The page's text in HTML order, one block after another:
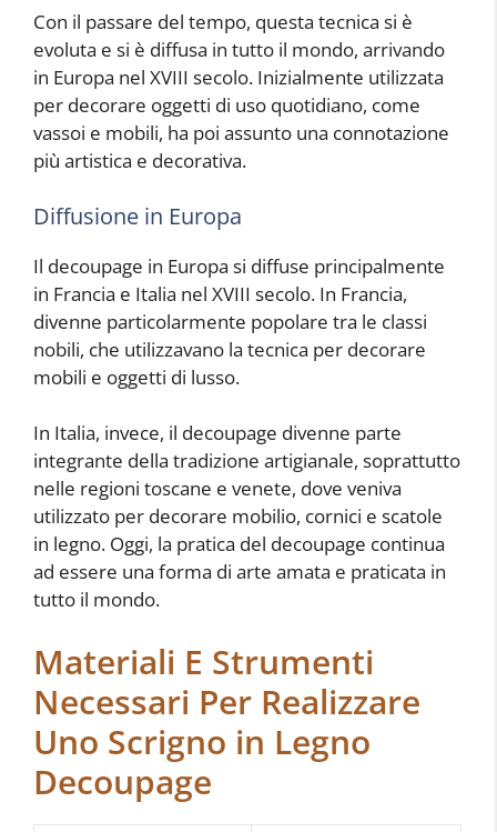
Con il passare del tempo, questa tecnica si è
evoluta e si è diffusa in tutto il mondo, arrivando
in Europa nel XVIII secolo. Inizialmente utilizzata
per decorare oggetti di uso quotidiano, come
vassoi e mobili, ha poi assunto una connotazione
più artistica e decorativa.
Diffusione in Europa
Il decoupage in Europa si diffuse principalmente
in Francia e Italia nel XVIII secolo. In Francia,
divenne particolarmente popolare tra le classi
nobili, che utilizzavano la tecnica per decorare
mobili e oggetti di lusso.
In Italia, invece, il decoupage divenne parte
integrante della tradizione artigianale, soprattutto
nelle regioni toscane e venete, dove veniva
utilizzato per decorare mobilio, cornici e scatole
in legno. Oggi, la pratica del decoupage continua
ad essere una forma di arte amata e praticata in
tutto il mondo.
Materiali E Strumenti
Necessari Per Realizzare
Uno Scrigno in Legno
Decoupage